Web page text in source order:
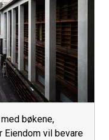
bøkene,
vil bevare